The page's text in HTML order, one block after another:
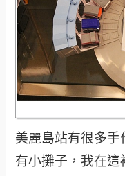
美麗島站有很多
有小攤子，我在這